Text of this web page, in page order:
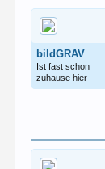
bildGRAV
Ist fast schon
zuhause hier